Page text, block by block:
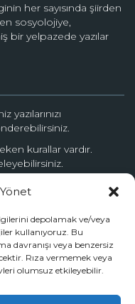
depolamak ve/veya
kullanıyoruz. Bu
davranışı veya benzersiz
Rıza vermemek veya
olumsuz etkileyebilir.
her sayısında şiirden
sosyolojiye,
bir yelpazede yazılar
kurallar vardır.
Saklar